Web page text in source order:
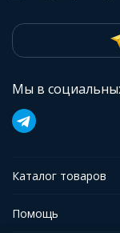
Мы в
Каталог товаров
Помощь